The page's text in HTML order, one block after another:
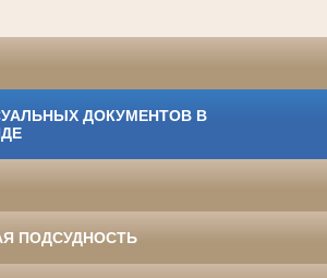
ДОКУМЕНТОВ В
ПОДСУДНОСТЬ